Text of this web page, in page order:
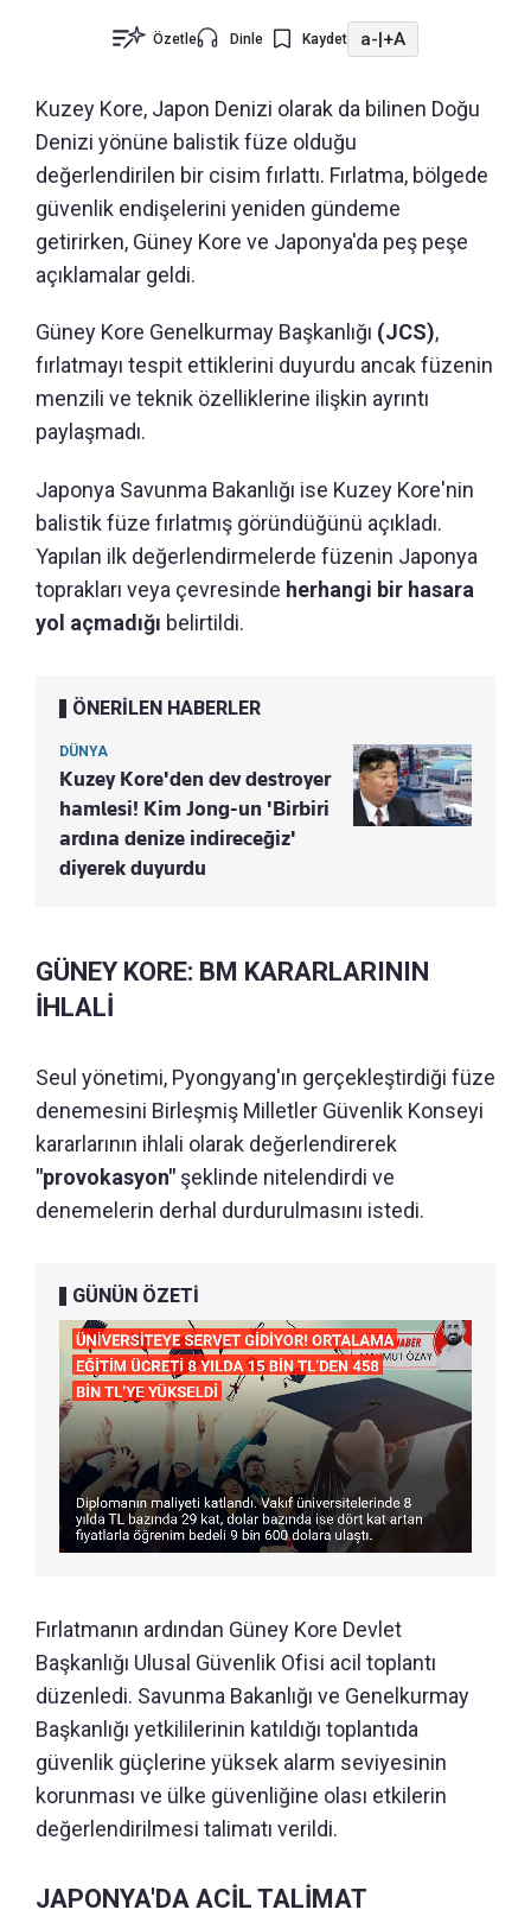
Özetle Dinle Kaydet a-|+A
Kuzey Kore, Japon Denizi olarak da bilinen Doğu
Denizi yönüne balistik füze olduğu
değerlendirilen bir cisim fırlattı. Fırlatma, bölgede
güvenlik endişelerini yeniden gündeme
getirirken, Güney Kore ve Japonya'da peş peşe
açıklamalar geldi.
Güney Kore Genelkurmay Başkanlığı (JCS),
fırlatmayı tespit ettiklerini duyurdu ancak füzenin
menzili ve teknik özelliklerine ilişkin ayrıntı
paylaşmadı.
Japonya Savunma Bakanlığı ise Kuzey Kore'nin
balistik füze fırlatmış göründüğünü açıkladı.
Yapılan ilk değerlendirmelerde füzenin Japonya
toprakları veya çevresinde herhangi bir hasara
yol açmadığı belirtildi.
ÖNERİLEN HABERLER
DÜNYA
Kuzey Kore'den dev destroyer
hamlesi! Kim Jong-un 'Birbiri
ardına denize indireceğiz'
diyerek duyurdu
GÜNEY KORE: BM KARARLARININ
İHLALİ
Seul yönetimi, Pyongyang'ın gerçekleştirdiği füze
denemesini Birleşmiş Milletler Güvenlik Konseyi
kararlarının ihlali olarak değerlendirerek
"provokasyon" şeklinde nitelendirdi ve
denemelerin derhal durdurulmasını istedi.
GÜNÜN ÖZETİ
Fırlatmanın ardından Güney Kore Devlet
Başkanlığı Ulusal Güvenlik Ofisi acil toplantı
düzenledi. Savunma Bakanlığı ve Genelkurmay
Başkanlığı yetkililerinin katıldığı toplantıda
güvenlik güçlerine yüksek alarm seviyesinin
korunması ve ülke güvenliğine olası etkilerin
değerlendirilmesi talimatı verildi.
JAPONYA'DA ACİL TALİMAT